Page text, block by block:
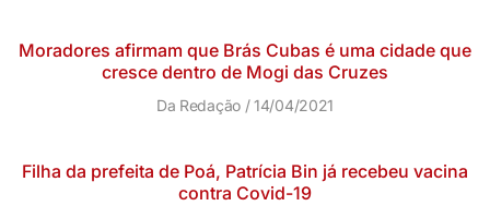
Moradores afirmam que Brás Cubas é uma cidade que
cresce dentro de Mogi das Cruzes
Da Redação 14/04/2021
Filha da prefeita de Poá, Patrícia Bin já recebeu vacina
contra Covid-19